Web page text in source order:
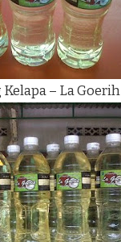
– La Goerih